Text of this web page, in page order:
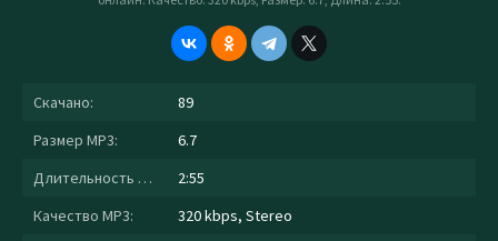
Скачано:
89
Размер MP3:
6.7
Длительность MP3:
2:55
Качество MP3:
320 kbps, Stereo